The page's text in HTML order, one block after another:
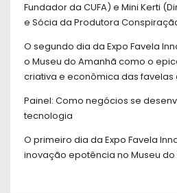
Fundador da CUFA) e Mini Kerti
e Sócia da Produtora
O segundo dia da Expo Favela
o Museu do Amanhã como o
criativa e econômica das favelas
Painel: Como negócios se
tecnologia
O primeiro dia da Expo Favela
inovação epotência no Museu do